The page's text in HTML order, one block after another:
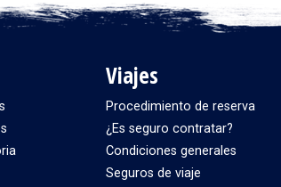
Viajes
Procedimiento de reserva
¿Es seguro contratar?
Condiciones generales
Seguros de viaje